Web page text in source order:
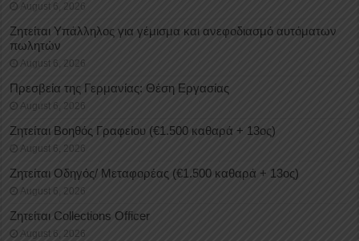
August 6, 2026
Ζητείται Υπάλληλος για γέμισμα και ανεφοδιασμό αυτόματων
πωλητών
August 6, 2026
Πρεσβεία της Γερμανίας: Θέση Εργασίας
August 6, 2026
Ζητείται Βοηθός Γραφείου (€1.500 καθαρά + 13ος)
August 6, 2026
Ζητείται Οδηγός/ Μεταφορέας (€1.500 καθαρά + 13ος)
August 6, 2026
Ζητείται Collections Officer
August 6, 2026